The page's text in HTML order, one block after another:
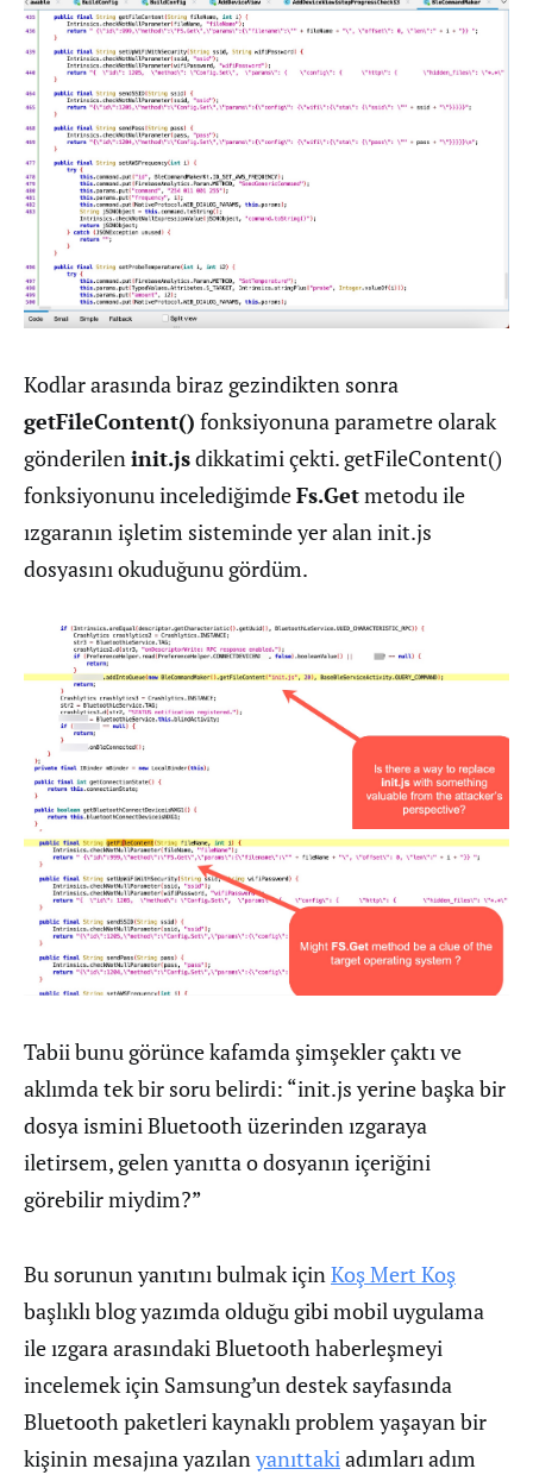
Kodlar arasında biraz gezindikten sonra
getFileContent() fonksiyonuna parametre olarak
gönderileninit.jsdikkatimi çekti. getFileContent()
fonksiyonunu incelediğimdeFs.Getmetodu ile
ızgaranın işletim sisteminde yer alan init.js
dosyasını okuduğunu gördüm.
Tabii bunu görünce kafamda şimşekler çaktı ve
aklımda tek bir soru belirdi: “init.js yerine başka bir
dosya ismini Bluetooth üzerinden ızgaraya
iletirsem, gelen yanıtta o dosyanın içeriğini
görebilir miydim?”
Bu sorunun yanıtını bulmak içinKoş Mert Koş
başlıklı blog yazımda olduğu gibi mobil uygulama
ile ızgara arasındaki Bluetooth haberleşmeyi
incelemek için Samsung’un destek sayfasında
Bluetooth paketleri kaynaklı problem yaşayan bir
kişinin mesajına yazılanyanıttakiadımları adım